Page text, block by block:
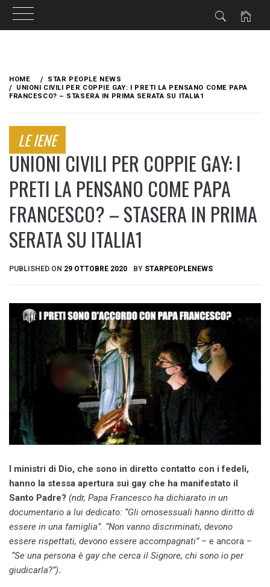
content
HOME
STAR PEOPLE NEWS
UNIONI CIVILI PER COPPIE GAY: I PRETI LA PENSANO COME PAPA
FRANCESCO? – STASERA IN PRIMA SERATA SU ITALIA1
LE IENE
UNIONI CIVILI PER COPPIE GAY: I
PRETI LA PENSANO COME PAPA
FRANCESCO? – STASERA IN PRIMA
SERATA SU ITALIA1
PUBLISHED ON 29 OTTOBRE 2020 BY STARPEOPLENEWS
I ministri di Dio, che sono in diretto contatto con i fedeli,
hanno la stessa apertura sui gay che ha manifestato il
Santo Padre? (ndr, Papa Francesco ha dichiarato in un
documentario a lui dedicato: “Gli omosessuali hanno diritto di
essere in una famiglia”. “Non vanno discriminati, devono
essere rispettati, devono essere accompagnati” – e ancora –
“Se una persona è gay che cerca il Signore, chi sono io per
giudicarla?”).